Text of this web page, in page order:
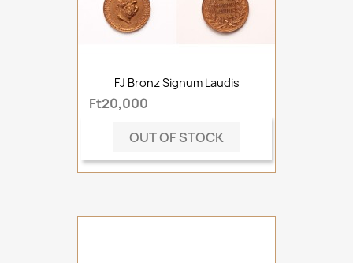
FJ Bronz Signum Laudis
Ft20,000
OUT OF STOCK